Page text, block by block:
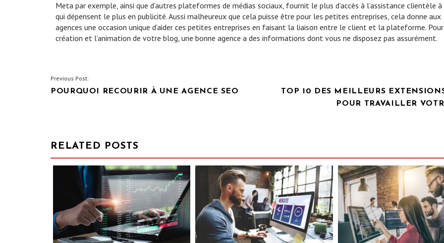
Meta par exemple, ainsi que d’autres plateformes de médias sociaux, fournit le plus d’accès à l’assistance clientèle à
qui dépensent le plus en publicité. Aussi malheureux que cela puisse être pour les petites entreprises, cela donne aux
agences une occasion unique d’aider ces petites entreprises en faisant la liaison entre le client et la plateforme.
création et l’animation de votre blog, une bonne agence a des informations dont vous ne disposez pas assurément.
NAVIGATION
DE
Previous Post:
POURQUOI RECOURIR À UNE AGENCE SEO
TOP 10 DES MEILLEURS
POUR TRAVAILLER
RELATED POSTS